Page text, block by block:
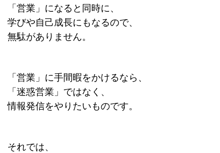
「営業」になると同時に、
学びや自己成長にもなるので、
無駄がありません。
「営業」に手間暇をかけるなら、
「迷惑営業」ではなく、
情報発信をやりたいものです。
それでは、